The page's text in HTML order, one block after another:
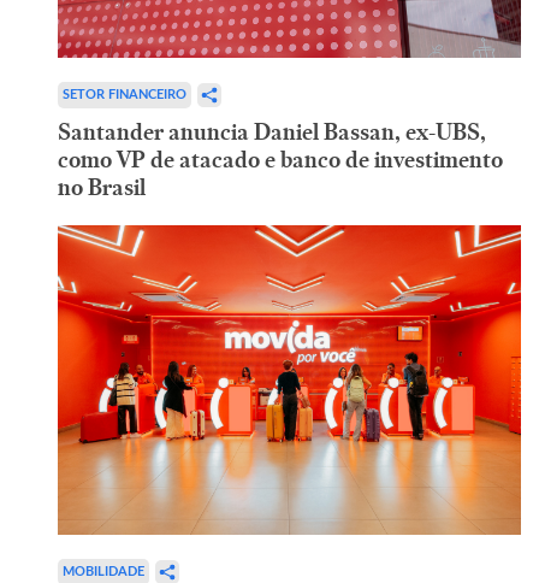
SETOR FINANCEIRO
Santander anuncia Daniel Bassan, ex-UBS,
como VP de atacado e banco de investimento
no Brasil
MOBILIDADE